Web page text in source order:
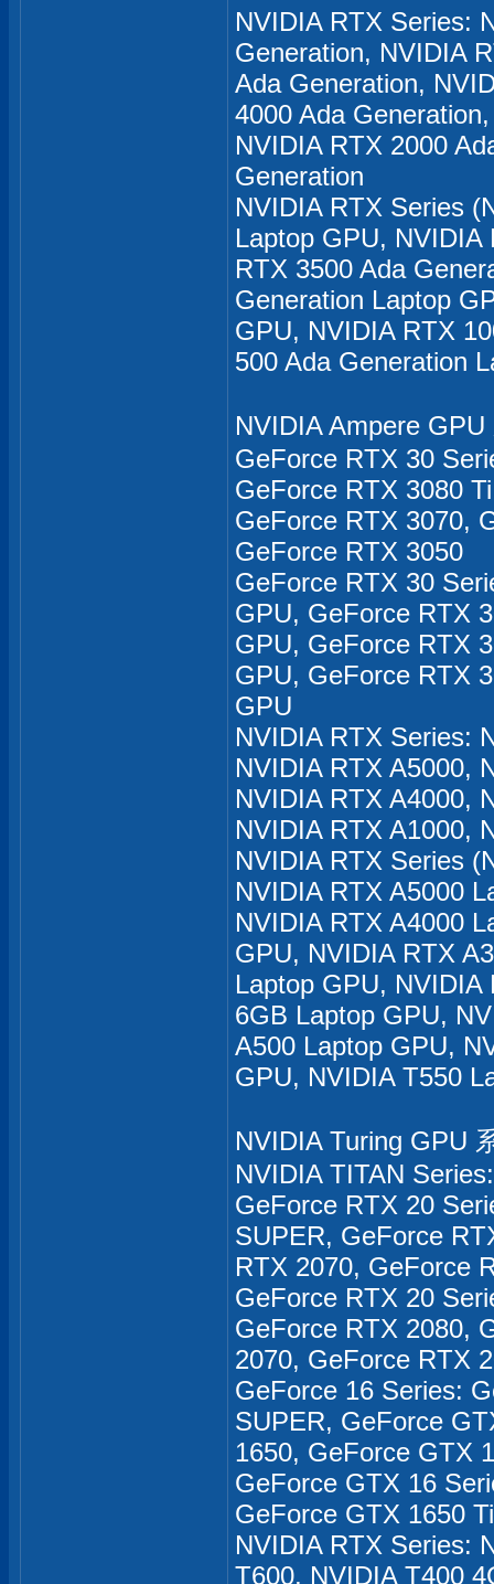
NVIDIA RTX Series:
Generation, NVIDIA
Ada Generation,
4000 Ada
NVIDIA RTX 2000
Generation
NVIDIA RTX Series
Laptop GPU, NVIDIA
RTX 3500 Ada
Generation Laptop
GPU, NVIDIA RTX
500 Ada Generation
NVIDIA Ampere GPU
GeForce RTX 30
GeForce RTX 3080
GeForce RTX 3070,
GeForce RTX 3050
GeForce RTX 30
GPU, GeForce RTX
GPU, GeForce RTX
GPU, GeForce RTX
GPU
NVIDIA RTX Series:
NVIDIA RTX A5000,
NVIDIA RTX A4000,
NVIDIA RTX A1000,
NVIDIA RTX Series
NVIDIA RTX A5000
NVIDIA RTX A4000
GPU, NVIDIA RTX
Laptop GPU, NVIDIA
6GB Laptop GPU,
A500 Laptop GPU,
GPU, NVIDIA T550
NVIDIA Turing GPU
NVIDIA TITAN
GeForce RTX 20
SUPER, GeForce
RTX 2070, GeForce
GeForce RTX 20
GeForce RTX 2080,
2070, GeForce RTX
GeForce 16 Series:
SUPER, GeForce
1650, GeForce GTX
GeForce GTX 16
GeForce GTX 1650
NVIDIA RTX Series:
T600, NVIDIA T400